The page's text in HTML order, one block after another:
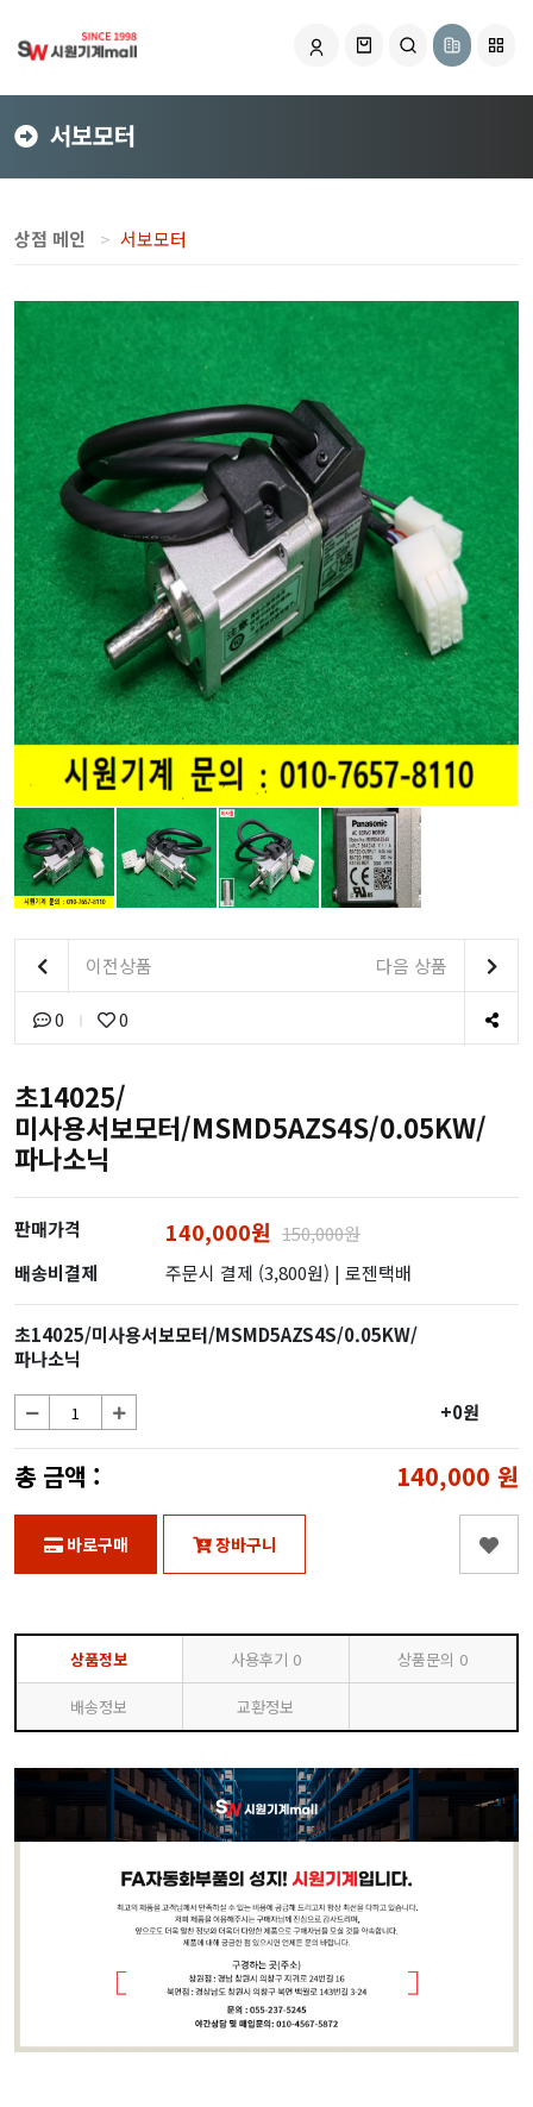
서보모터
상점 메인 서보모터
이전상품 다음 상품
0 0
초14025/
미사용서보모터/MSMD5AZS4S/0.05KW/
파나소닉
판매가격 140,000원 150,000원
배송비결제
주문시 결제 (3,800원) | 로젠택배
초14025/미사용서보모터/MSMD5AZS4S/0.05KW/
파나소닉
+0원
총 금액 : 140,000 원
바로구매 장바구니
상품정보 사용후기 0 상품문의 0
배송정보 교환정보